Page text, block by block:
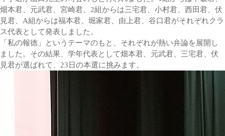
畑本君、元武君、宮崎君、2組からは三宅君、小村君、西田君、伏
見君、A組からは福本君、堀家君、由上君、谷口君がそれぞれクラ
ス代表として発表しました。
「私の報徳」というテーマのもと、それぞれが熱い弁論を展開し
ました。その結果、学年代表として畑本君、元武君、三宅君、伏
見君が選ばれて、23日の本選に挑みます。